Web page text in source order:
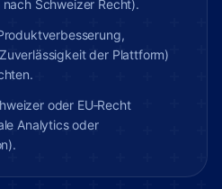
Schweizer Recht).
der Plattform)
oder EU‑Recht
Analytics oder